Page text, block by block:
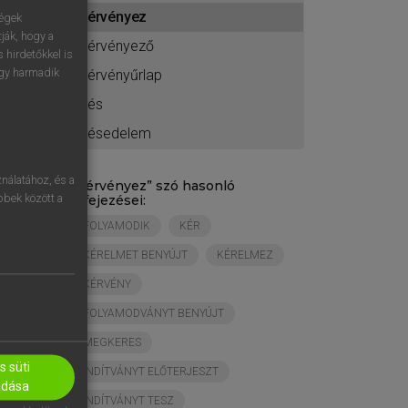
kérvényez
kérvényező
kérvényűrlap
kés
késedelem
„ kérvényez” szó hasonló
kifejezései:
FOLYAMODIK KÉR
KÉRELMET BENYÚJT KÉRELMEZ
KÉRVÉNY
FOLYAMODVÁNYT BENYÚJT
MEGKERES
INDÍTVÁNYT ELŐTERJESZT
INDÍTVÁNYT TESZ
hogy a
hirdetőkkel is
harmadik
és a
között a
süti